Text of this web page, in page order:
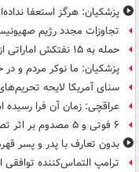
پزشکیان: هرگز استعفا
تجاوزات مجدد رژیم
حمله به ۱۵ نفتکش‌ اماراتی از ابتدای جنگ
پزشکیان: ما نوکر مردم و
سنای آمریکا لایحه
عراقچی: زمان آن فرا
۶ فوتی و ۵ مصدوم بر اثر تصادف زنجیره‌ای
بدون تعارف با پدر و پسر
ترامپ التماس‌کننده